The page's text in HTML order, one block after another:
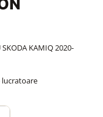
SKODA KAMIQ 2020-
lucratoare